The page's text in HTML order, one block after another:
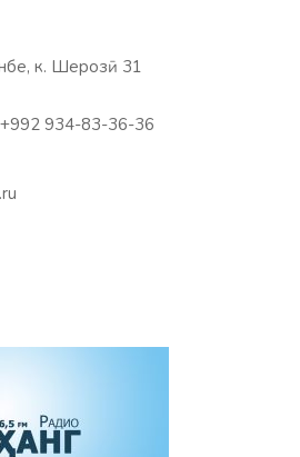
к. Шерозӣ 31
934-83-36-36